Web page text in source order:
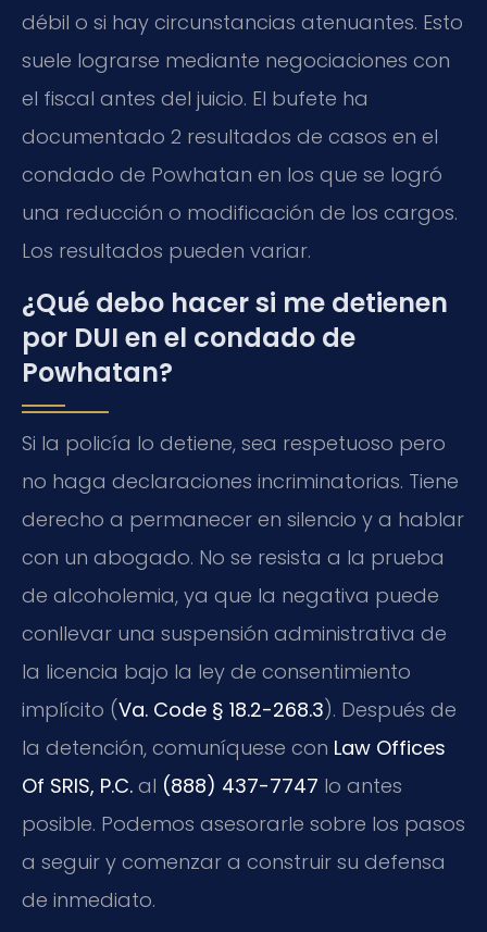
débil o si hay circunstancias atenuantes. Esto
suele lograrse mediante negociaciones con
el fiscal antes del juicio. El bufete ha
documentado 2 resultados de casos en el
condado de Powhatan en los que se logró
una reducción o modificación de los cargos.
Los resultados pueden variar.
¿Qué debo hacer si me detienen
por DUI en el condado de
Powhatan?
Si la policía lo detiene, sea respetuoso pero
no haga declaraciones incriminatorias. Tiene
derecho a permanecer en silencio y a hablar
con un abogado. No se resista a la prueba
de alcoholemia, ya que la negativa puede
conllevar una suspensión administrativa de
la licencia bajo la ley de consentimiento
implícito (Va. Code § 18.2-268.3). Después de
la detención, comuníquese con Law Offices
Of SRIS, P.C. al (888) 437-7747 lo antes
posible. Podemos asesorarle sobre los pasos
a seguir y comenzar a construir su defensa
de inmediato.